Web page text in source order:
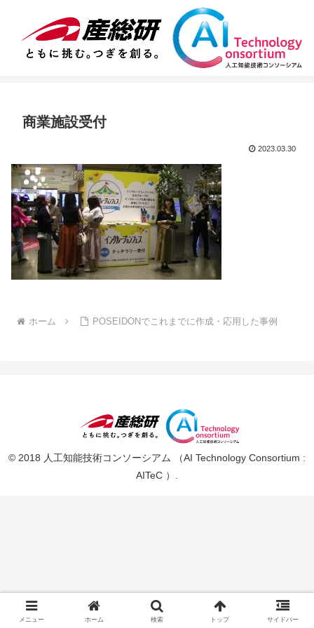
商業施設受付
2023.03.30
ホーム POSEIDONでこれまでに作成・応用した事例
© 2018 人工知能技術コンソーシアム （AI Technology Consortium :
AITeC ）.
メニュー ホーム 検索 トップ サイドバー